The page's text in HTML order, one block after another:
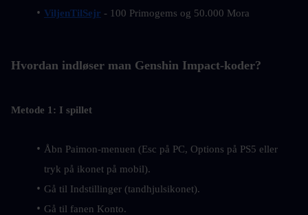
ViljenTilSejr - 100 Primogems og 50.000 Mora
Hvordan indløser man Genshin Impact-koder?
Metode 1: I spillet
Åbn Paimon-menuen (Esc på PC, Options på PS5 eller
tryk på ikonet på mobil).
Gå til Indstillinger (tandhjulsikonet).
Gå til fanen Konto.